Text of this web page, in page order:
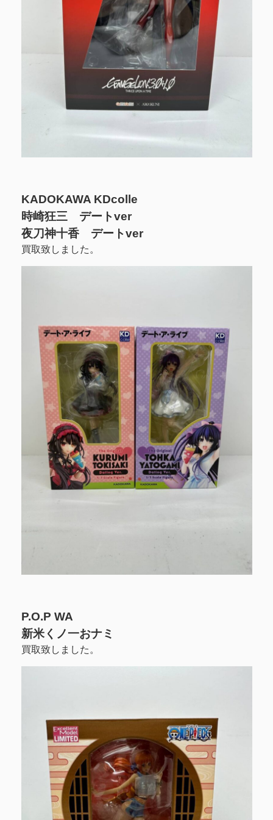
KADOKAWA KDcolle
時崎狂三 デートver
夜刀神十香 デートver
買取致しました。
P.O.P WA
新米くノ一おナミ
買取致しました。